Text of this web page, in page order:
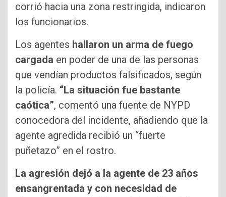
corrió hacia una zona restringida, indicaron
los funcionarios.
Los agentes hallaron un arma de fuego
cargada en poder de una de las personas
que vendían productos falsificados, según
la policía. “La situación fue bastante
caótica”, comentó una fuente de NYPD
conocedora del incidente, añadiendo que la
agente agredida recibió un “fuerte
puñetazo” en el rostro.
La agresión dejó a la agente de 23 años
ensangrentada y con necesidad de